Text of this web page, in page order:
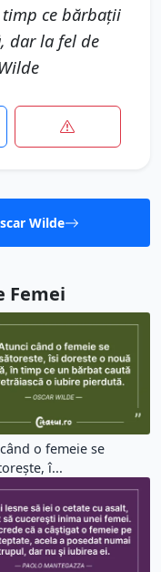
timp ce bărbații
dar la fel de
Wilde
Femei
o femeie se
î...